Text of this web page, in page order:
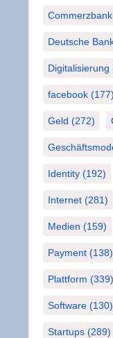
Commerzbank
Deutsche
Digitalisierung
facebook (177)
Geld (272)
Identity (192)
Internet (281)
Medien (159)
Payment (138)
Plattform (339)
Software (130)
Startups (289)